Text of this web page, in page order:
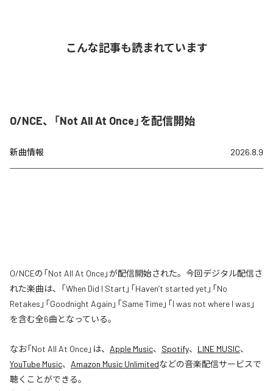
こんな記事も読まれています
O/NCE、「Not All At Once」を配信開始
新曲情報 2026.8.9
O/NCEの「Not All At Once」が配信開始された。今回デジタル配信さ
れた楽曲は、「When Did I Start」「Haven’t started yet」「No
Retakes」「Goodnight Again」「Same Time」「I was not where I was」
を含む全6曲となっている。
なお「Not All At Once」は、 Apple Music、 Spotify、 LINE MUSIC、
YouTube Music、 Amazon Music Unlimitedなどの音楽配信サービスで
聴くことができる。